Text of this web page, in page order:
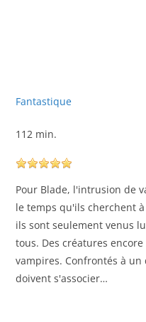
Fantastique
112 min.
Pour Blade, l'intrusion de
le temps qu'ils cherchent
ils sont seulement venus
tous. Des créatures
vampires. Confrontés à
doivent s'associer…